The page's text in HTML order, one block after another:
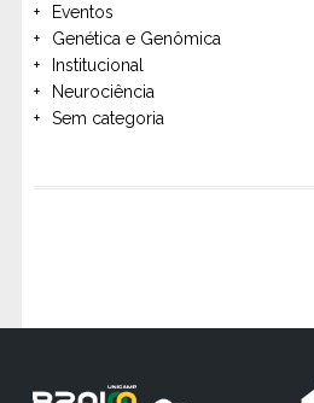
Eventos
Genética e Genômica
Institucional
Neurociência
Sem categoria